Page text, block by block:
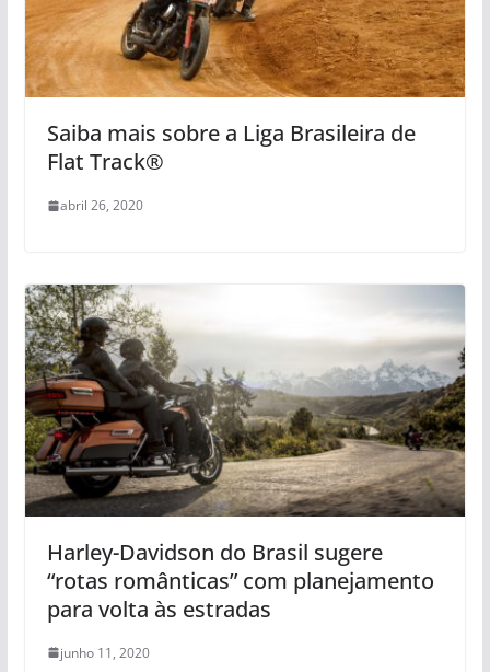
Saiba mais sobre a Liga Brasileira de
Flat Track®
abril 26, 2020
Harley-Davidson do Brasil sugere
“rotas românticas” com planejamento
para volta às estradas
junho 11, 2020